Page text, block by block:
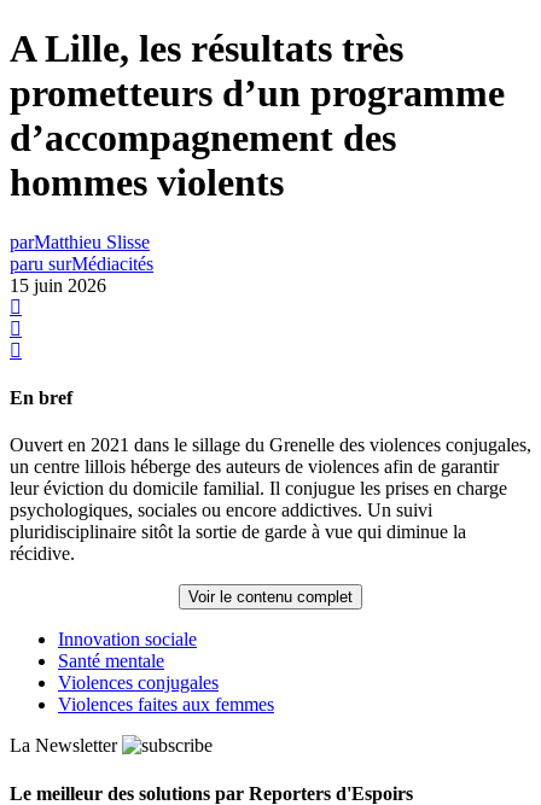
A Lille, les résultats très
prometteurs d’un programme
d’accompagnement des
hommes violents
parMatthieu Slisse
paru surMédiacités
15 juin 2026
En bref
Ouvert en 2021 dans le sillage du Grenelle des violences conjugales,
un centre lillois héberge des auteurs de violences afin de garantir
leur éviction du domicile familial. Il conjugue les prises en charge
psychologiques, sociales ou encore addictives. Un suivi
pluridisciplinaire sitôt la sortie de garde à vue qui diminue la
récidive.
Voir le contenu complet
Innovation sociale
Santé mentale
Violences conjugales
Violences faites aux femmes
La Newsletter
Le meilleur des solutions par Reporters d'Espoirs